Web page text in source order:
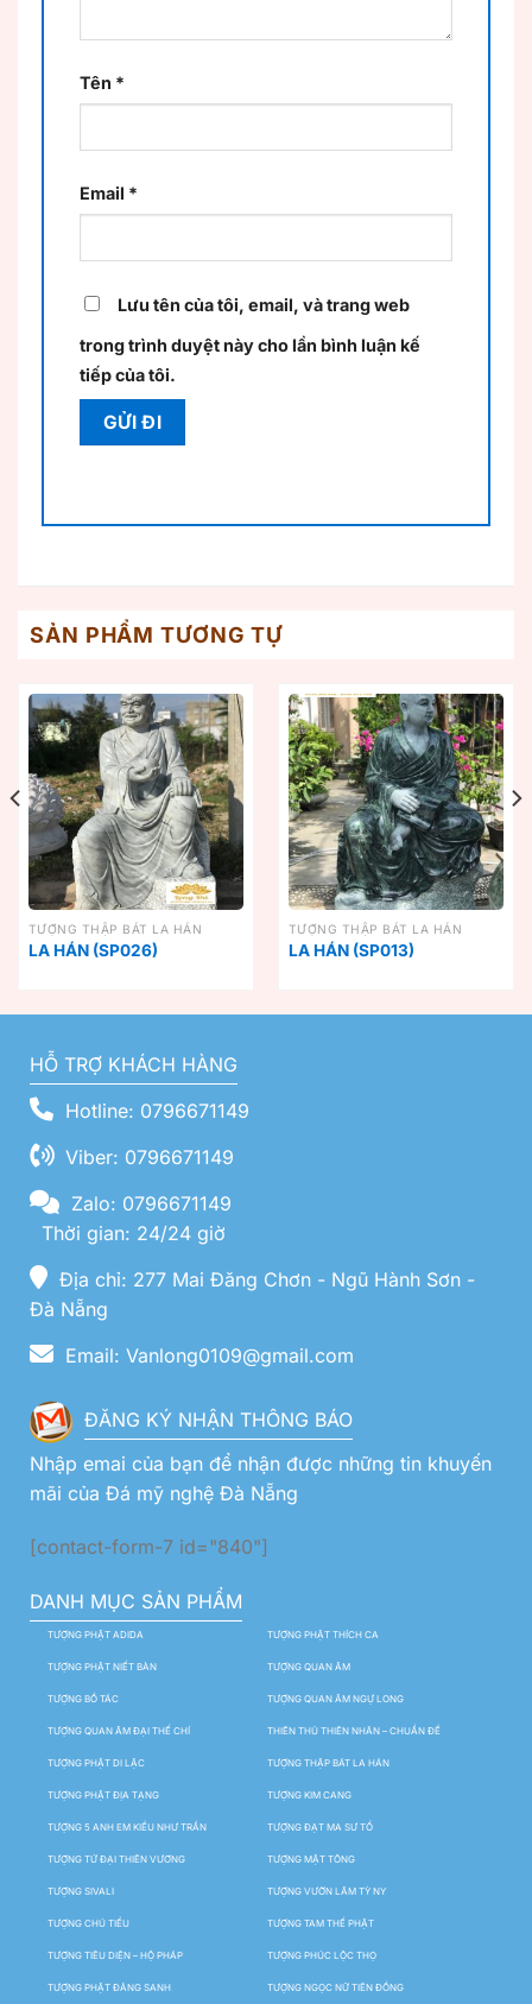
Tên *
Email *
Lưu tên của tôi, email, và trang web
trong trình duyệt này cho lần bình luận kế
tiếp của tôi.
SẢN PHẨM TƯƠNG TỰ
TƯỢNG THẬP BÁT LA HÁN
LA HÁN (SP026)
TƯỢNG THẬP BÁT LA HÁN
LA HÁN (SP013)
HỖ TRỢ KHÁCH HÀNG
Hotline: 0796671149
Viber: 0796671149
Zalo: 0796671149
Thời gian: 24/24 giờ
Địa chỉ: 277 Mai Đăng Chơn - Ngũ Hành Sơn -
Đà Nẵng
Email: Vanlong0109@gmail.com
ĐĂNG KÝ NHẬN THÔNG BÁO
Nhập emai của bạn để nhận được những tin khuyến
mãi của Đá mỹ nghệ Đà Nẵng
[contact-form-7 id="840"]
DANH MỤC SẢN PHẨM
TƯỢNG PHẬT ADIDA TƯỢNG PHẬT THÍCH CA
TƯỢNG PHẬT NIẾT BÀN TƯỢNG QUAN ÂM
TƯỢNG BỒ TÁC TƯỢNG QUAN ÂM NGỰ LONG
TƯỢNG QUAN ÂM ĐẠI THẾ CHÍ THIÊN THỦ THIÊN NHÃN – CHUẨN ĐỀ
TƯỢNG PHẬT DI LẶC TƯỢNG THẬP BÁT LA HÁN
TƯỢNG PHẬT ĐỊA TẠNG TƯỢNG KIM CANG
TƯỢNG 5 ANH EM KIỀU NHƯ TRẦN TƯỢNG ĐẠT MA SƯ TỔ
TƯỢNG TỨ ĐẠI THIÊN VƯƠNG TƯỢNG MẬT TÔNG
TƯỢNG SIVALI TƯỢNG VƯỜN LÂM TỲ NY
TƯỢNG CHÚ TIỂU TƯỢNG TAM THẾ PHẬT
TƯỢNG TIÊU DIỆN – HỘ PHÁP TƯỢNG PHÚC LỘC THỌ
TƯỢNG PHẬT ĐẢNG SANH TƯỢNG NGỌC NỮ TIÊN ĐỒNG